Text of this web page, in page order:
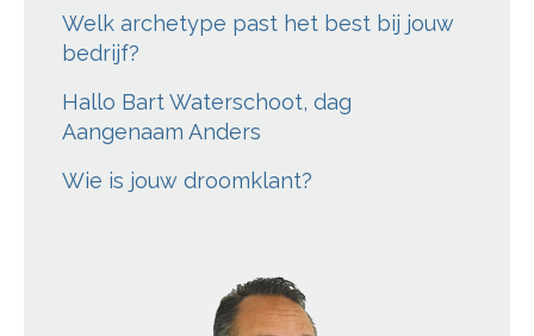
Welk archetype past het best bij jouw
bedrijf?
Hallo Bart Waterschoot, dag
Aangenaam Anders
Wie is jouw droomklant?